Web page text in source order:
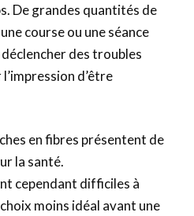
De grandes quantités de
course ou une séance
des troubles
d’être
en fibres présentent de
la santé.
cependant difficiles à
moins idéal avant une